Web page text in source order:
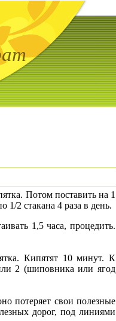
Потом поставить на 1
1/2 стакана 4 раза в день.
1,5 часа, процедить.
Кипятят 10 минут. К
2 (шиповника или ягод
потеряет свои полезные
дорог, под линиями